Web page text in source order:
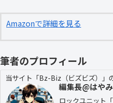
Amazonで詳細を見る
筆者のプロフィール
当サイト「Bz-Biz（ビズビズ）」
編集長@はや
ロックユニット